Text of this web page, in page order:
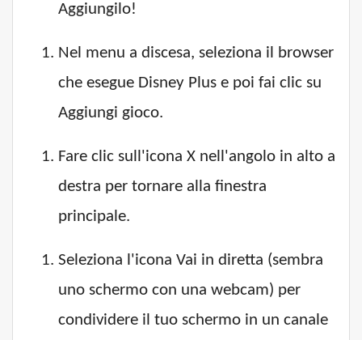
Aggiungilo!
Nel menu a discesa, seleziona il browser
che esegue Disney Plus e poi fai clic su
Aggiungi gioco.
Fare clic sull'icona X nell'angolo in alto a
destra per tornare alla finestra
principale.
Seleziona l'icona Vai in diretta (sembra
uno schermo con una webcam) per
condividere il tuo schermo in un canale